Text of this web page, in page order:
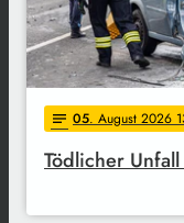
notes 05. August 2026
Tödlicher